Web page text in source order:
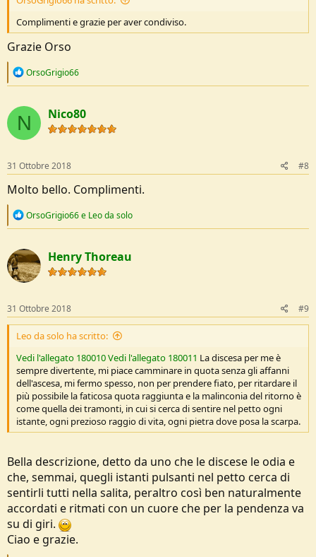
Complimenti e grazie per aver condiviso.
Grazie Orso
R
c
i
o
s
:
OrsoGrigio66
N Nico80
31 Ottobre 2018 #8
Molto bello. Complimenti.
R
c
t
i
o
s
:
OrsoGrigio66e Leo da solo
Henry Thoreau
31 Ottobre 2018 #9
Leo da solo ha scritto:
Vedi l'allegato 180010Vedi l'allegato 180011 La discesa per me è
sempre divertente, mi piace camminare in quota senza gli affanni
dell'ascesa, mi fermo spesso, non per prendere fiato, per ritardare il
più possibile la faticosa quota raggiunta e la malinconia del ritorno è
come quella dei tramonti, in cui si cerca di sentire nel petto ogni
istante, ogni prezioso raggio di vita, ogni pietra dove posa la scarpa.
Bella descrizione, detto da uno che le discese le odia e
che, semmai, quegli istanti pulsanti nel petto cerca di
sentirli tutti nella salita, peraltro così ben naturalmente
accordati e ritmati con un cuore che per la pendenza va
su di giri.
Ciao e grazie.